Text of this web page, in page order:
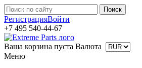
РегистрацияВойти
+7 495 540-44-67
Ваша корзина пуста Валюта
Меню